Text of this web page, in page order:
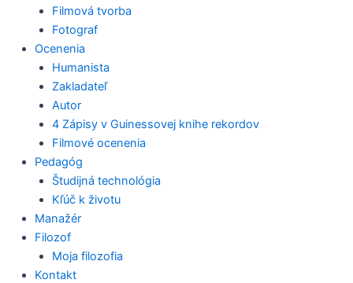
Filmová tvorba
Fotograf
Ocenenia
Humanista
Zakladateľ
Autor
4 Zápisy v Guinessovej knihe rekordov
Filmové ocenenia
Pedagóg
Študijná technológia
Kľúč k životu
Manažér
Filozof
Moja filozofia
Kontakt